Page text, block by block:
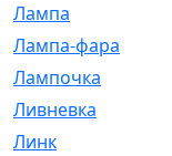
Лампа
Лампа-фара
Лампочка
Ливневка
Линк